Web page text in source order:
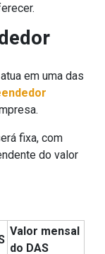
em uma das
fixa, com
do valor
Valor mensal
do DAS